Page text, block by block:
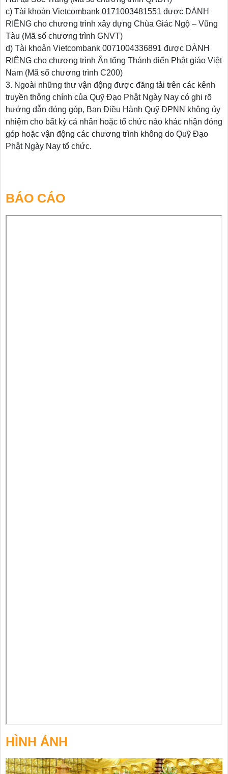
c) Tài khoản Vietcombank 0171003481551 được DÀNH
RIÊNG cho chương trình xây dựng Chùa Giác Ngộ – Vũng
Tàu (Mã số chương trình GNVT)
d) Tài khoản Vietcombank 0071004336891 được DÀNH
RIÊNG cho chương trình Ấn tống Thánh điển Phật giáo Việt
Nam (Mã số chương trình C200)
3. Ngoài những thư vận động được đăng tải trên các kênh
truyền thông chính của Quỹ Đạo Phật Ngày Nay có ghi rõ
hướng dẫn đóng góp, Ban Điều Hành Quỹ ĐPNN không ủy
nhiệm cho bất kỳ cá nhân hoặc tổ chức nào khác nhận đóng
góp hoặc vận động các chương trình không do Quỹ Đạo
Phật Ngày Nay tổ chức.
BÁO CÁO
HÌNH ẢNH